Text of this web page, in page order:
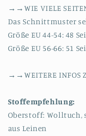
→→WIE VIELE
Das Schnittmuster
Größe EU 44-54: 48
Größe EU 56-66: 51
→→WEITERE INFOS
Stoffempfehlung:
Oberstoff: Wolltuch,
aus Leinen